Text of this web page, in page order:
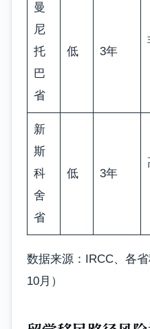
曼
尼
托
巴
省
低 3年
新
斯
科
舍
省
低 3年
数据来源：IRCC、各
10月）